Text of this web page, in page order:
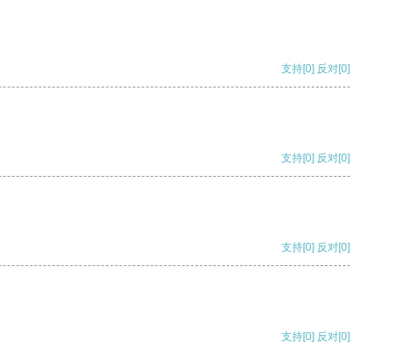
支持[0] 反对[0]
支持[0] 反对[0]
支持[0] 反对[0]
支持[0] 反对[0]